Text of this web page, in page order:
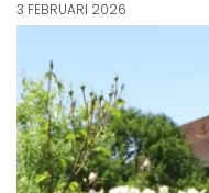
3 FEBRUARI 2026